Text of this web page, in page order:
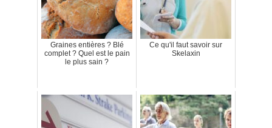
Graines entières ? Blé
complet ? Quel est le pain
le plus sain ?
Ce qu'il faut savoir sur
Skelaxin